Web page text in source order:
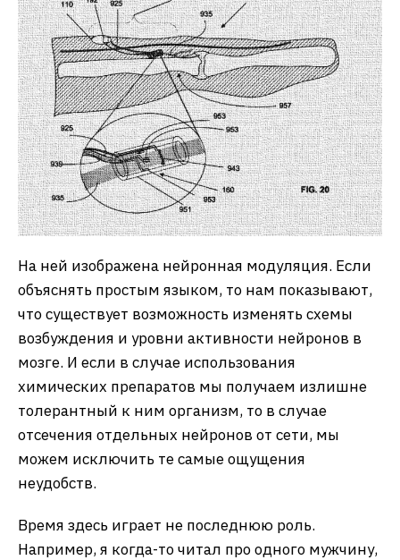
На ней изображена нейронная модуляция. Если
объяснять простым языком, то нам показывают,
что существует возможность изменять схемы
возбуждения и уровни активности нейронов в
мозге. И если в случае использования
химических препаратов мы получаем излишне
толерантный к ним организм, то в случае
отсечения отдельных нейронов от сети, мы
можем исключить те самые ощущения
неудобств.
Время здесь играет не последнюю роль.
Например, я когда-то читал про одного мужчину,